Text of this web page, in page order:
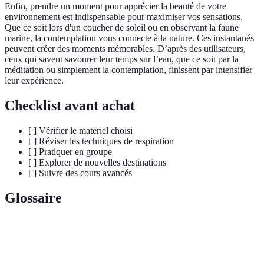
Enfin, prendre un moment pour apprécier la beauté de votre
environnement est indispensable pour maximiser vos sensations.
Que ce soit lors d'un coucher de soleil ou en observant la faune
marine, la contemplation vous connecte à la nature. Ces instantanés
peuvent créer des moments mémorables. D’après des utilisateurs,
ceux qui savent savourer leur temps sur l’eau, que ce soit par la
méditation ou simplement la contemplation, finissent par intensifier
leur expérience.
Checklist avant achat
[ ] Vérifier le matériel choisi
[ ] Réviser les techniques de respiration
[ ] Pratiquer en groupe
[ ] Explorer de nouvelles destinations
[ ] Suivre des cours avancés
Glossaire